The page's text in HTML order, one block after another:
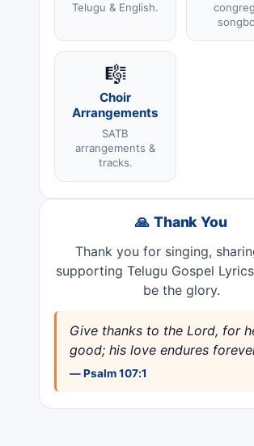
Telugu & English.
🎼
Choir
Arrangements
SATB
arrangements &
tracks.
🙏 Thank You
Thank you for singing,
supporting Telugu Gospel
be the glory.
Give thanks to the Lord, for
good; his love endures
— Psalm 107:1